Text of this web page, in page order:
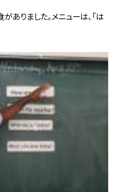
ありました。メニューは、「は